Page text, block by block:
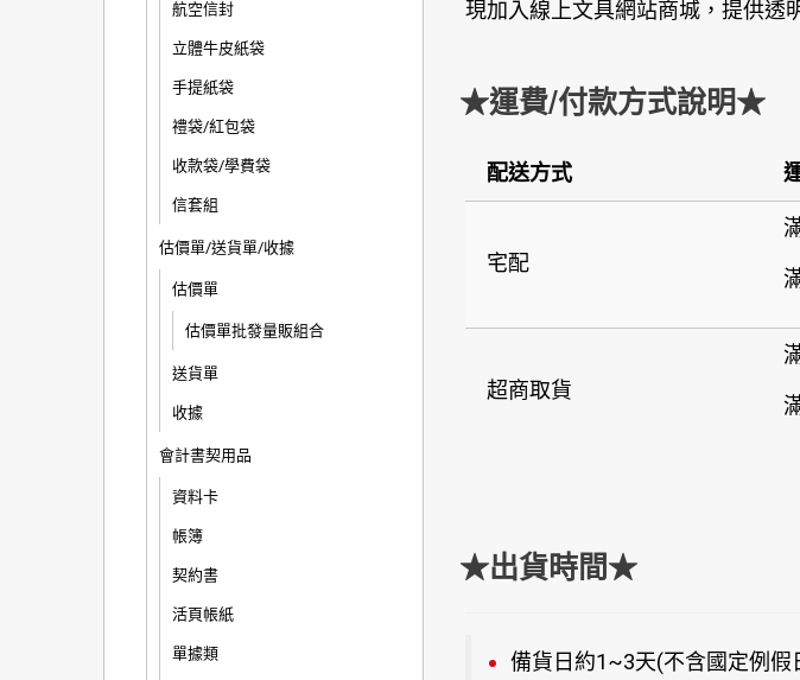
航空信封
立體牛皮紙袋
手提紙袋
禮袋/紅包袋
收款袋/學費袋
信套組
估價單/送貨單/收據
估價單
估價單批發量販組合
送貨單
收據
會計書契用品
資料卡
帳簿
契約書
活頁帳紙
單據類
現加入線上文具網站商城，提供透
★運費/付款方式說明★
配送方式
宅配
超商取貨
★出貨時間★
備貨日約1~3天(不含國定例假